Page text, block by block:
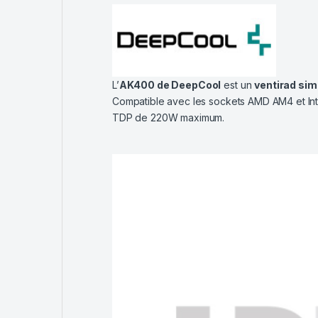
L’AK400 de DeepCool est unventirad
Compatible avec les sockets AMD AM4 et
TDP de 220W maximum.